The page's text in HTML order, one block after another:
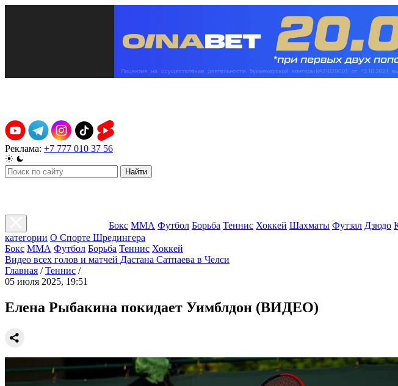
Реклама: +7 777 010 37 56
Найти
Бокс ММА Футбол Борьба Теннис Хоккей Шахматы Футзал Дзюдо
категории О Спорте Шредингера
Бокс ММА Футбол Борьба Теннис Хоккей
Видео всех голов и матчей Дастана Сатпаева в Челси
Главная / Теннис /
05 июля 2025, 19:51
Елена Рыбакина покидает Уимблдон (ВИДЕО)